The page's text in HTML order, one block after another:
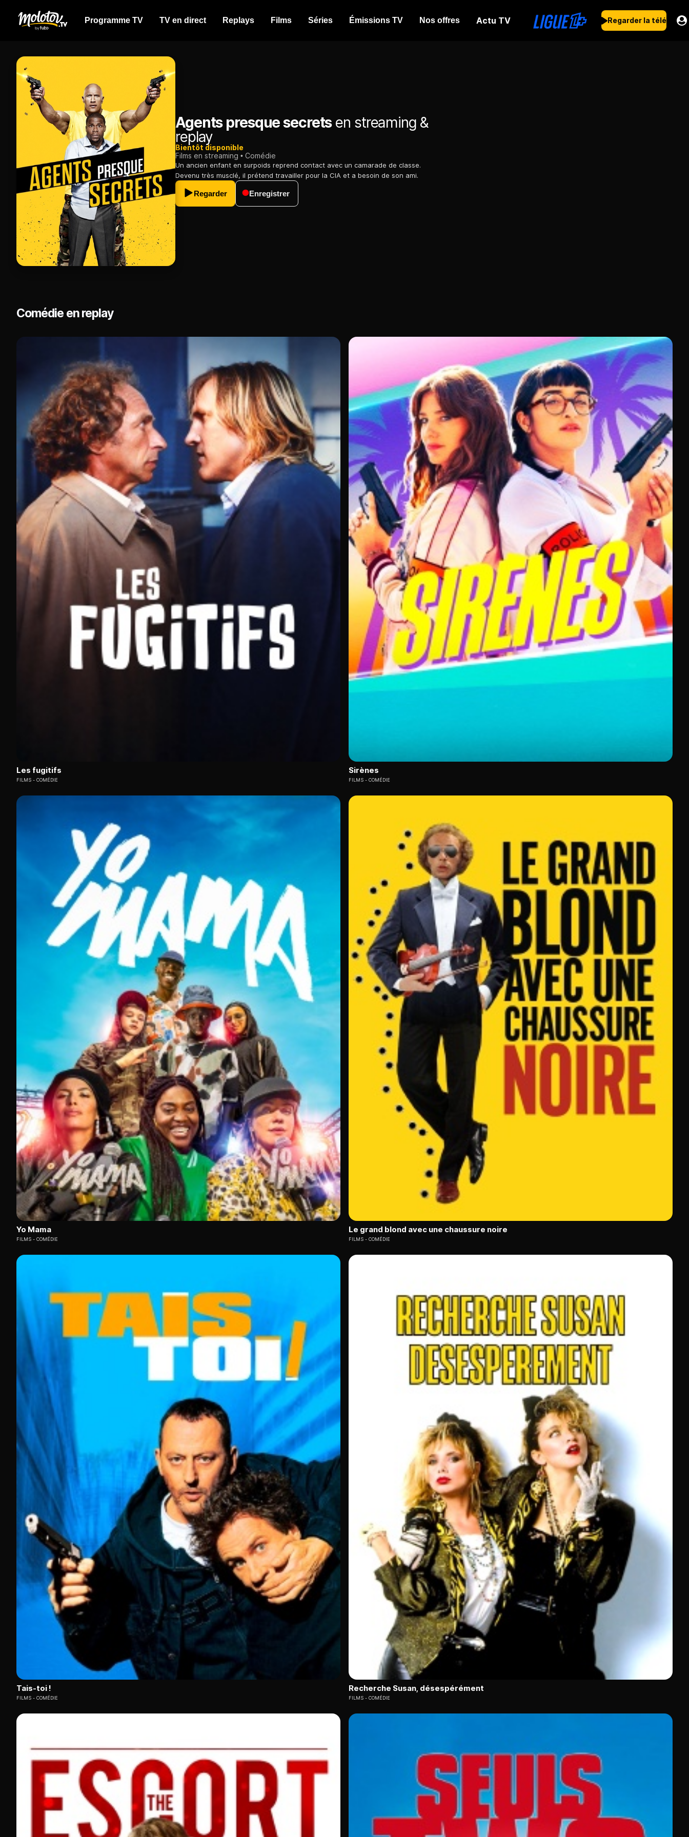
Programme TV TV en direct Replays Films Séries Émissions TV Nos offres Actu TV Regarder la télé
Agents presque secretsen streaming &
replay
Bientôt disponible
Films en streaming
Comédie
Un ancien enfant en surpoids reprend contact avec un camarade de classe.
Devenu très musclé, il prétend travailler pour la CIA et a besoin de son ami.
Regarder Enregistrer
Comédie en replay
Les fugitifs
FILMS COMÉDIE
Sirènes
FILMS COMÉDIE
Yo Mama
FILMS COMÉDIE
Le grand blond avec une chaussure noire
FILMS COMÉDIE
Tais-toi !
FILMS COMÉDIE
Recherche Susan, désespérément
FILMS COMÉDIE